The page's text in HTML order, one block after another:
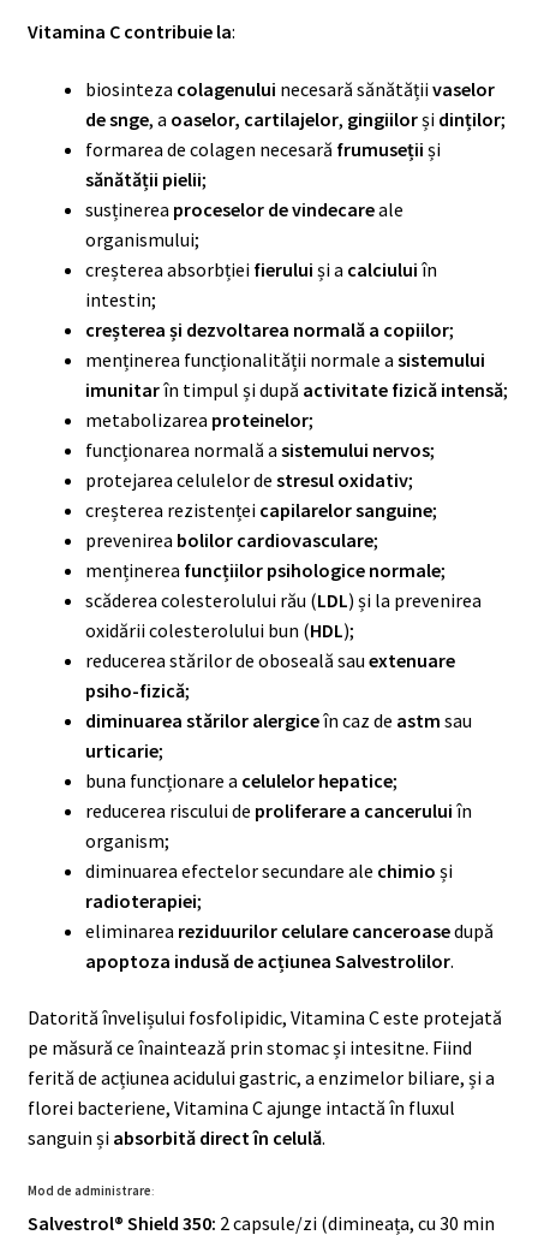
Vitamina C contribuie la:
biosinteza colagenului necesară sănătățiivaselor
de snge, a oaselor, cartilajelor, gingiilorși dinților;
formarea de colagen necesară frumuseții și
sănătății pielii;
susținerea proceselor de vindecareale
organismului;
creșterea absorbției fierului și a calciului în
intestin;
creșterea și dezvoltarea normală a copiilor;
menținerea funcționalității normale a sistemului
imunitarîn timpul și după activitate fizică intensă;
metabolizarea proteinelor;
funcționarea normală a sistemului nervos;
protejarea celulelor de stresul oxidativ;
creșterea rezistenței capilarelor sanguine;
prevenirea bolilor cardiovasculare;
menținerea funcțiilor psihologice normale;
scăderea colesterolului rău (LDL) și la prevenirea
oxidării colesterolului bun (HDL);
reducerea stărilor de oboseală sau extenuare
psiho-fizică;
diminuarea stărilor alergiceîn caz de astm sau
urticarie;
buna funcționare a celulelor hepatice;
reducerea riscului de proliferare a cancerului în
organism;
diminuarea efectelor secundare ale chimio și
radioterapiei;
eliminarea reziduurilor celulare canceroasedupă
apoptoza indusă de acțiunea Salvestrolilor.
Datorită învelișului fosfolipidic, Vitamina C este protejată
pe măsură ce înaintează prin stomac și intesitne. Fiind
ferită de acțiunea acidului gastric, a enzimelor biliare, și a
florei bacteriene, Vitamina C ajunge intactă în fluxul
sanguin șiabsorbită direct în celulă.
Mod de administrare:
Salvestrol® Shield 350: 2 capsule/zi (dimineața, cu 30 min